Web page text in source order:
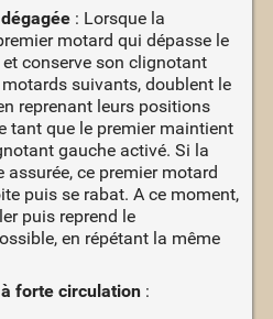
: Lorsque la
motard qui dépasse le
conserve son clignotant
suivants, doublent le
reprenant leurs positions
tant que le premier maintient
gauche activé. Si la
ce premier motard
puis se rabat. A ce moment,
puis reprend le
en répétant la même
forte circulation: